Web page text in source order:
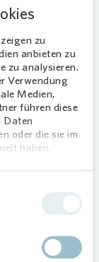
zu
anbieten zu
zu analysieren.
Verwendung
Medien,
führen diese
Daten
oder die sie im
haben.
einen
oder
für
und